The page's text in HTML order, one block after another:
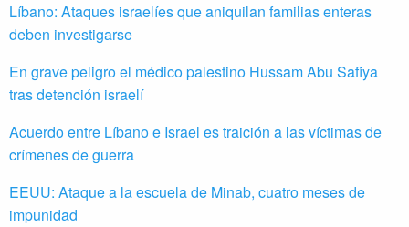
Líbano: Ataques israelíes que aniquilan familias enteras
deben investigarse
En grave peligro el médico palestino Hussam Abu Safiya
tras detención israelí
Acuerdo entre Líbano e Israel es traición a las víctimas de
crímenes de guerra
EEUU: Ataque a la escuela de Minab, cuatro meses de
impunidad